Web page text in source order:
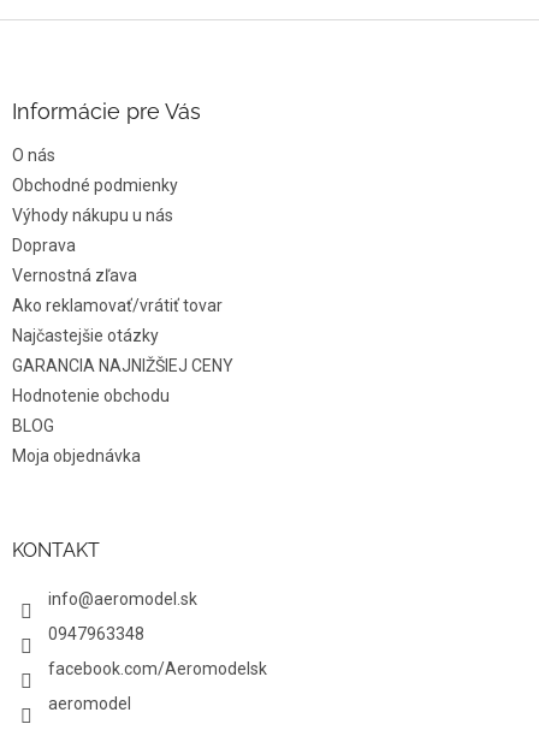
l
e
Informácie pre Vás
O nás
Obchodné podmienky
Výhody nákupu u nás
Doprava
Vernostná zľava
Ako reklamovať/vrátiť tovar
Najčastejšie otázky
GARANCIA NAJNIŽŠIEJ CENY
Hodnotenie obchodu
BLOG
Moja objednávka
KONTAKT
info@aeromodel.sk
0947963348
facebook.com/Aeromodelsk
aeromodel